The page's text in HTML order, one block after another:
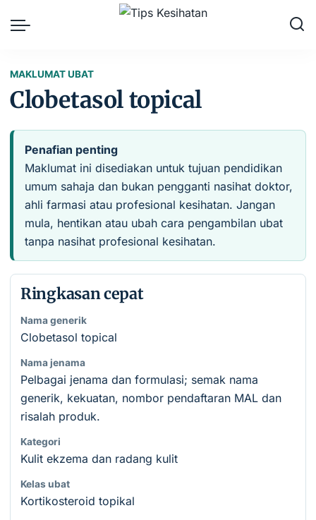
MAKLUMAT UBAT
Clobetasol topical
Penafian penting
Maklumat ini disediakan untuk tujuan pendidikan
umum sahaja dan bukan pengganti nasihat doktor,
ahli farmasi atau profesional kesihatan. Jangan
mula, hentikan atau ubah cara pengambilan ubat
tanpa nasihat profesional kesihatan.
Ringkasan cepat
Nama generik
Clobetasol topical
Nama jenama
Pelbagai jenama dan formulasi; semak nama
generik, kekuatan, nombor pendaftaran MAL dan
risalah produk.
Kategori
Kulit ekzema dan radang kulit
Kelas ubat
Kortikosteroid topikal